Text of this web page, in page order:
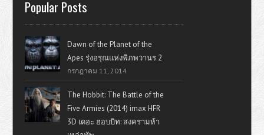
Popular Posts
Dawn of the Planet of the
Apes รุ่งอรุณแห่งพิภพวานร 2
กรกฎาคม 11, 2014
The Hobbit: The Battle of the
Five Armies (2014) imax HFR
3D เดอะ ฮอบบิท: สงครามห้า